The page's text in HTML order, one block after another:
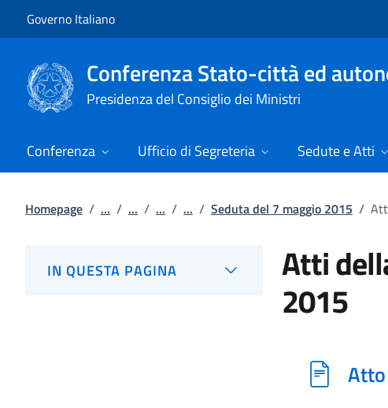
Governo Italiano
Conferenza Stato-città ed
Presidenza del Consiglio dei Ministri
Conferenza Ufficio di Segreteria Sedute e Atti
Homepage / ... / ... / ... / ... / Seduta del 7 maggio 2015 /
IN QUESTA PAGINA Atti
2015